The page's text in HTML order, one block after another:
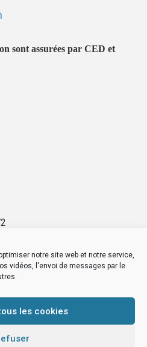
notre site web et notre service,
vidéos, l'envoi de messages par le
les cookies
sont assurées par CED et
Mentions Légales